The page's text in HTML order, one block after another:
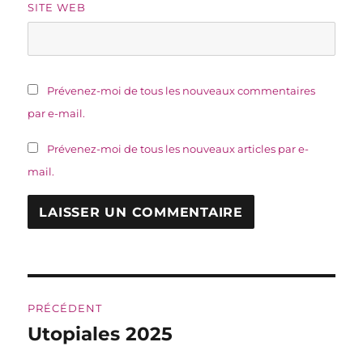
SITE WEB
Prévenez-moi de tous les nouveaux commentaires
par e-mail.
Prévenez-moi de tous les nouveaux articles par e-
mail.
de
PRÉCÉDENT
Publication
Utopiales 2025